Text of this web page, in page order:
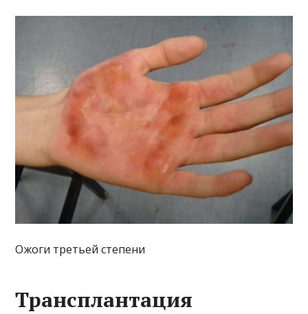
Ожоги третьей степени
Трансплантация